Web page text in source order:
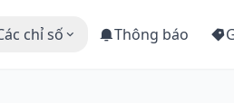
chỉ số Thông báo